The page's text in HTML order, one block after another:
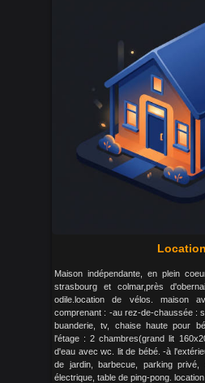
Location
Maison indépendante, en plein
strasbourg et colmar,près
odile.location de vélos. maison
comprenant : -au rez-de-chaussée :
buanderie, tv, chaise haute pour
l'étage : 2 chambres(grand lit
d'eau avec wc. lit de bébé. -à
de jardin, barbecue, parking
électrique, table de ping-pong.